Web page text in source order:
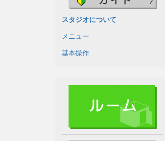
スタジオについて
メニュー
基本操作